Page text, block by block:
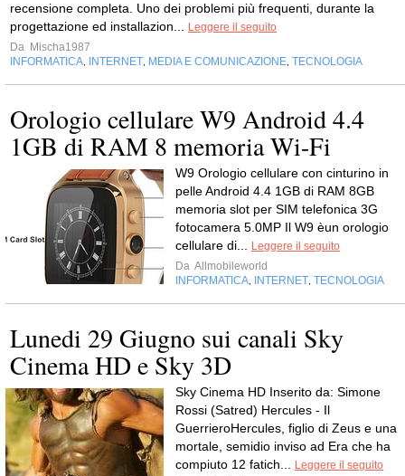
recensione completa. Uno dei problemi più frequenti, durante la
progettazione ed installazion... Leggere il seguito
Da Mischa1987
INFORMATICA, INTERNET, MEDIA E COMUNICAZIONE, TECNOLOGIA
Orologio cellulare W9 Android 4.4
1GB di RAM 8 memoria Wi-Fi
W9 Orologio cellulare con cinturino in
pelle Android 4.4 1GB di RAM 8GB
memoria slot per SIM telefonica 3G
fotocamera 5.0MP Il W9 èun orologio
cellulare di... Leggere il seguito
Da Allmobileworld
INFORMATICA, INTERNET, TECNOLOGIA
Lunedi 29 Giugno sui canali Sky
Cinema HD e Sky 3D
Sky Cinema HD Inserito da: Simone
Rossi (Satred) Hercules - Il
GuerrieroHercules, figlio di Zeus e una
mortale, semidio inviso ad Era che ha
compiuto 12 fatich... Leggere il seguito